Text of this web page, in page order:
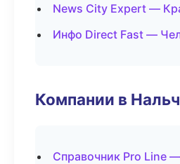
News City Expert —
Инфо Direct Fast —
Компании в
Справочник Pro Line